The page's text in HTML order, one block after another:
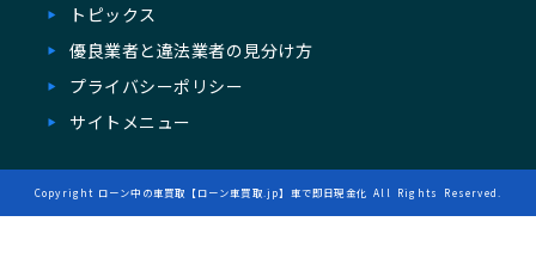
トピックス
優良業者と違法業者の見分け方
プライバシーポリシー
サイトメニュー
Copyright ローン中の車買取【ローン車買取.jp】車で即日現金化 All Rights Reserved.